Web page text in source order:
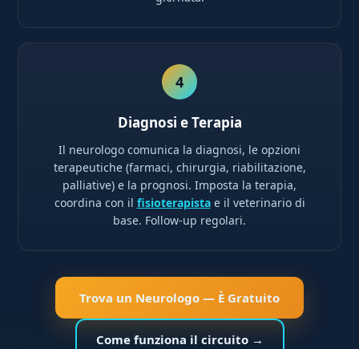
4
Diagnosi e Terapia
Il neurologo comunica la diagnosi, le opzioni
terapeutiche (farmaci, chirurgia, riabilitazione,
palliative) e la prognosi. Imposta la terapia,
coordina con il fisioterapistae il veterinario di
base. Follow-up regolari.
Trova un Neurologo — È Gratuito
Come funziona il circuito →